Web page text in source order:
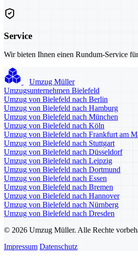
Service
Wir bieten Ihnen einen Rundum-Service
Umzug Müller
Umzugsunternehmen Bielefeld
Umzug von Bielefeld nach Berlin
Umzug von Bielefeld nach Hamburg
Umzug von Bielefeld nach München
Umzug von Bielefeld nach Köln
Umzug von Bielefeld nach Frankfurt am
Umzug von Bielefeld nach Stuttgart
Umzug von Bielefeld nach Düsseldorf
Umzug von Bielefeld nach Leipzig
Umzug von Bielefeld nach Dortmund
Umzug von Bielefeld nach Essen
Umzug von Bielefeld nach Bremen
Umzug von Bielefeld nach Hannover
Umzug von Bielefeld nach Nürnberg
Umzug von Bielefeld nach Dresden
© 2026 Umzug Müller. Alle Rechte
Impressum Datenschutz